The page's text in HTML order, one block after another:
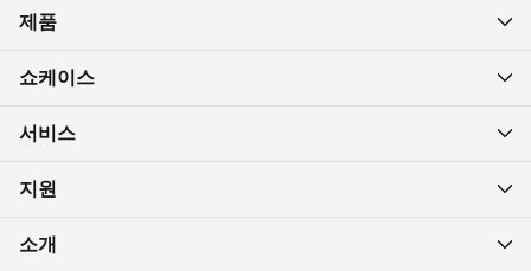
제품
쇼케이스
서비스
지원
소개